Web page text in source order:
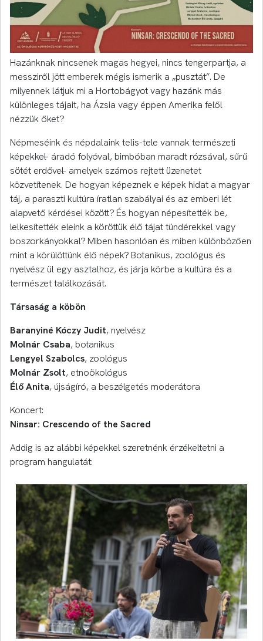
Hazánknak nincsenek magas hegyei, nincs tengerpartja, a
messziről jött emberek mégis ismerik a „pusztát”. De
milyennek látjuk mi a Hortobágyot vagy hazánk más
különleges tájait, ha Ázsia vagy éppen Amerika felől
nézzük őket?
Népmeséink és népdalaink telis-tele vannak természeti
képekkel ̶ áradó folyóval, bimbóban maradt rózsával, sűrű
sötét erdővel ̶ amelyek számos rejtett üzenetet
közvetítenek. De hogyan képeznek e képek hidat a magyar
táj, a paraszti kultúra íratlan szabályai és az emberi lét
alapvető kérdései között? És hogyan népesítették be,
lelkesítették eleink a köröttük élő tájat tündérekkel vagy
boszorkányokkal? Miben hasonlóan és miben különbözően
mint a körülöttünk élő népek? Botanikus, zoológus és
nyelvész ül egy asztalhoz, és járja körbe a kultúra és a
természet találkozását.
Társaság a köbön
Baranyiné Kóczy Judit, nyelvész
Molnár Csaba, botanikus
Lengyel Szabolcs, zoológus
Molnár Zsolt, etnoökológus
Élő Anita, újságíró, a beszélgetés moderátora
Koncert:
Ninsar: Crescendo of the Sacred
Addig is az alábbi képekkel szeretnénk érzékeltetni a
program hangulatát: